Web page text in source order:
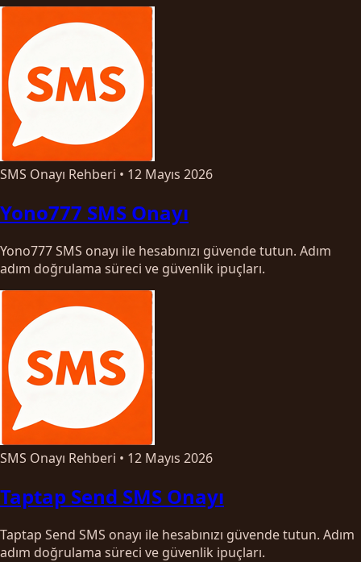
SMS Onayı Rehberi • 12 Mayıs 2026
Yono777 SMS Onayı
Yono777 SMS onayı ile hesabınızı güvende tutun. Adım
adım doğrulama süreci ve güvenlik ipuçları.
SMS Onayı Rehberi • 12 Mayıs 2026
Taptap Send SMS Onayı
Taptap Send SMS onayı ile hesabınızı güvende tutun. Adım
adım doğrulama süreci ve güvenlik ipuçları.